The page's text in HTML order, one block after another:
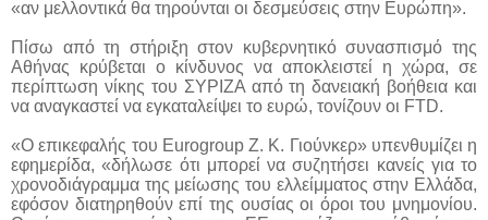
«αν μελλοντικά θα τηρούνται οι δεσμεύσεις στην Ευρώπη».
Πίσω από τη στήριξη στον κυβερνητικό συνασπισμό της
Αθήνας κρύβεται ο κίνδυνος να αποκλειστεί η χώρα, σε
περίπτωση νίκης του ΣΥΡΙΖΑ από τη δανειακή βοήθεια και
να αναγκαστεί να εγκαταλείψει το ευρώ, τονίζουν οι FTD.
«Ο επικεφαλής του Eurogroup Ζ. Κ. Γιούνκερ» υπενθυμίζει η
εφημερίδα, «δήλωσε ότι μπορεί να συζητήσει κανείς για το
χρονοδιάγραμμα της μείωσης του ελλείμματος στην Ελλάδα,
εφόσον διατηρηθούν επί της ουσίας οι όροι του μνημονίου.